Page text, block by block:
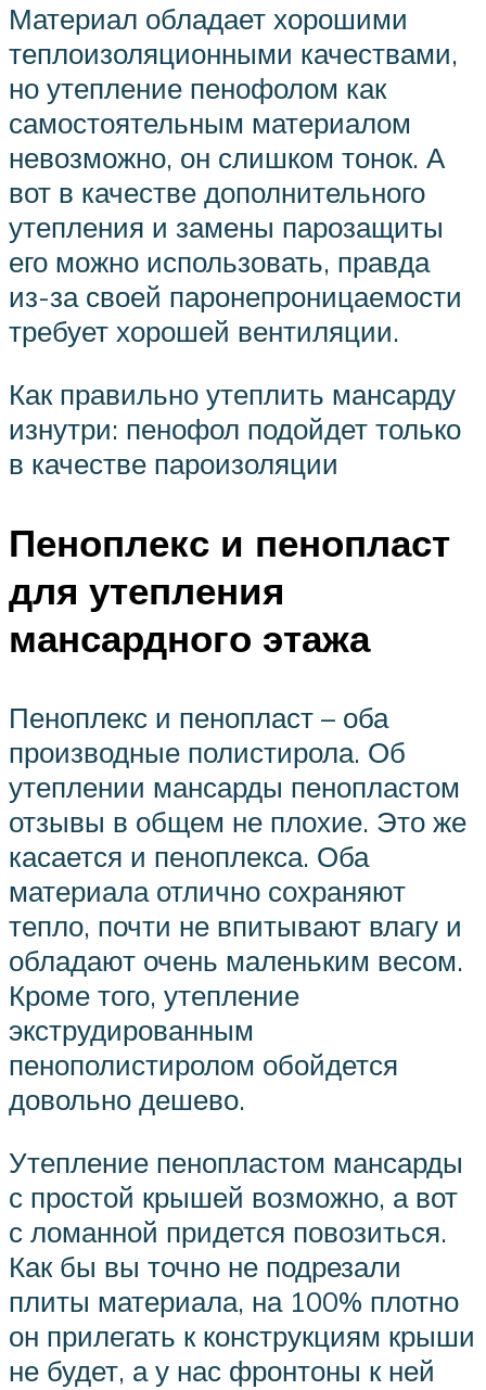
Материал обладает хорошими
теплоизоляционными качествами,
но утепление пенофолом как
самостоятельным материалом
невозможно, он слишком тонок. А
вот в качестве дополнительного
утепления и замены парозащиты
его можно использовать, правда
из-за своей паронепроницаемости
требует хорошей вентиляции.
Как правильно утеплить мансарду
изнутри: пенофол подойдет только
в качестве пароизоляции
Пеноплекс и пенопласт
для утепления
мансардного этажа
Пеноплекс и пенопласт – оба
производные полистирола. Об
утеплении мансарды пенопластом
отзывы в общем не плохие. Это же
касается и пеноплекса. Оба
материала отлично сохраняют
тепло, почти не впитывают влагу и
обладают очень маленьким весом.
Кроме того, утепление
экструдированным
пенополистиролом обойдется
довольно дешево.
Утепление пенопластом мансарды
с простой крышей возможно, а вот
с ломанной придется повозиться.
Как бы вы точно не подрезали
плиты материала, на 100% плотно
он прилегать к конструкциям крыши
не будет, а у нас фронтоны к ней